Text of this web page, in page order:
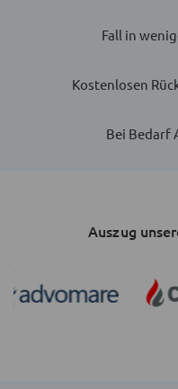
Fall in
Kostenlosen
Bei Bedarf
Auszug